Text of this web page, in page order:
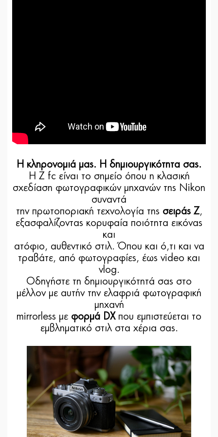
Η κληρονομιά μας. Η δημιουργικότητα σας.
Η Z fc είναι το σημείο όπου η κλασική
σχεδίαση φωτογραφικών μηχανών της Nikon
συναντά
την πρωτοποριακή τεχνολογία της σειράς Z,
εξασφαλίζοντας κορυφαία ποιότητα εικόνας
και
ατόφιο, αυθεντικό στιλ. Όπου και ό,τι και να
τραβάτε, από φωτογραφίες, έως video και
vlog.
Οδηγήστε τη δημιουργικότητά σας στο
μέλλον με αυτήν την ελαφριά φωτογραφική
μηχανή
mirrorless με φορμά DXπου εμπιστεύεται το
εμβληματικό στιλ στα χέρια σας.